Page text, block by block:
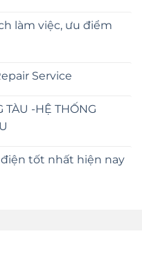
làm việc, ưu điểm
Service
TÀU -HỆ THỐNG
tốt nhất hiện nay